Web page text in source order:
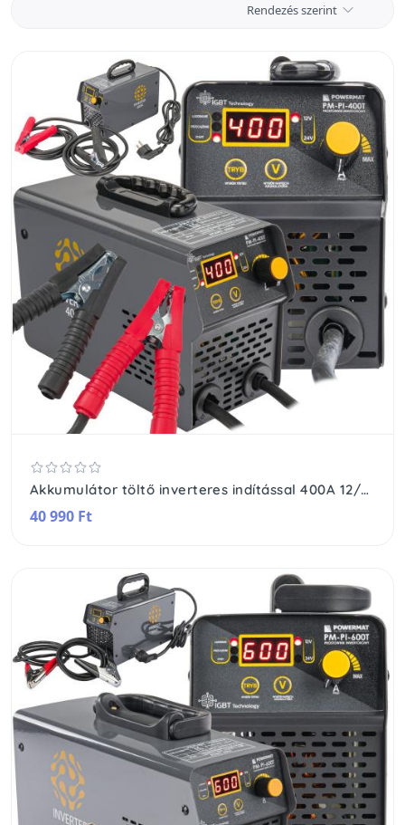
Rendezés szerint
Akkumulátor töltő inverteres indítással 400A 12/24 V Töltő 40A PM-PI-400T
40 990 Ft